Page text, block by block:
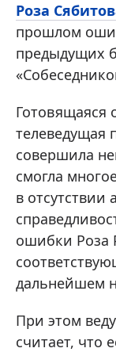
Роза
прошлом
предыдущих
Готовящаяся
телеведущая
совершила
смогла
в
ошибки Роза
дальнейшем
При этом
считает, что